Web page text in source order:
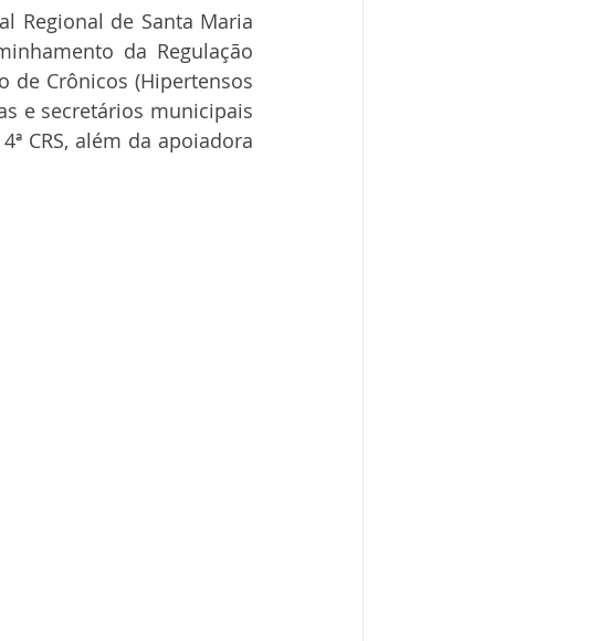
Regional de Santa Maria
da Regulação
Crônicos (Hipertensos
e secretários municipais
CRS, além da apoiadora